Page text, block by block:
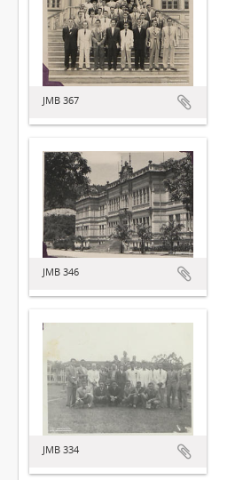
JMB 367
JMB 346
JMB 334